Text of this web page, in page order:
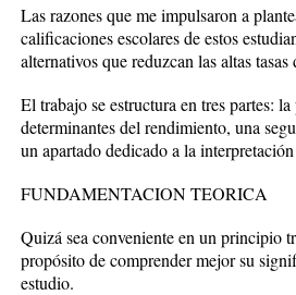
Las razones que me impulsaron a
calificaciones escolares de estos
alternativos que reduzcan las altas
El trabajo se estructura en tres partes:
determinantes del rendimiento, una
un apartado dedicado a la
FUNDAMENTACION TEORICA
Quizá sea conveniente en un principio
propósito de comprender mejor su
estudio.